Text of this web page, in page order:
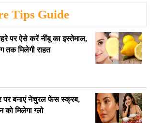
Tips Guide
पर ऐसे करें नींबू का इस्तेमाल,
तक मिलेगी राहत
पर बनाएं नेचुरल फेस स्क्रब,
मिलेगा ग्लो